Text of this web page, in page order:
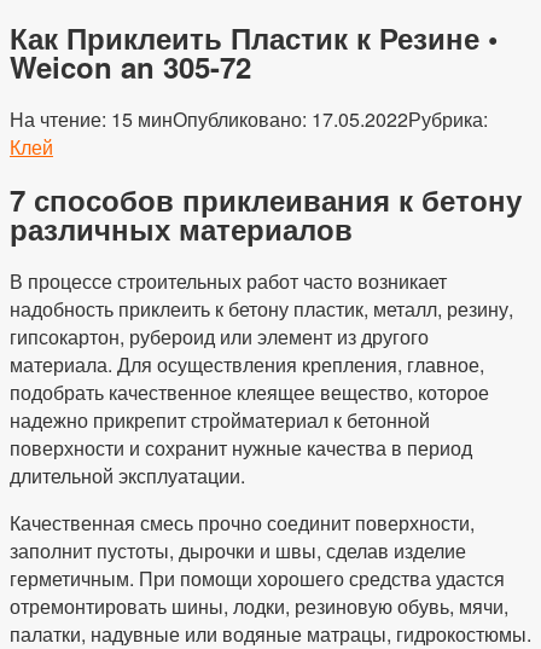
Как Приклеить Пластик к Резине •
Weicon an 305-72
На чтение: 15 минОпубликовано: 17.05.2022Рубрика:
Клей
7 способов приклеивания к бетону
различных материалов
В процессе строительных работ часто возникает
надобность приклеить к бетону пластик, металл, резину,
гипсокартон, рубероид или элемент из другого
материала. Для осуществления крепления, главное,
подобрать качественное клеящее вещество, которое
надежно прикрепит стройматериал к бетонной
поверхности и сохранит нужные качества в период
длительной эксплуатации.
Качественная смесь прочно соединит поверхности,
заполнит пустоты, дырочки и швы, сделав изделие
герметичным. При помощи хорошего средства удастся
отремонтировать шины, лодки, резиновую обувь, мячи,
палатки, надувные или водяные матрацы, гидрокостюмы.